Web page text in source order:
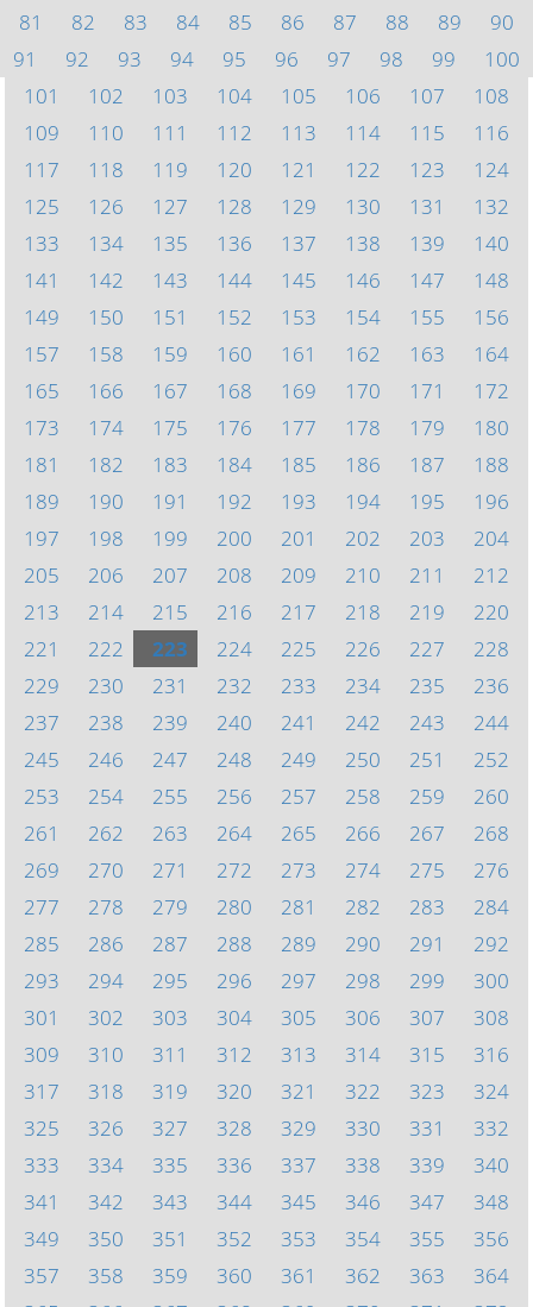
81
82 83 84 85 86 87 88 89
90
91
92 93 94 95 96 97 98 99
100
101
102 103 104 105 106 107
108
109
110 111 112 113 114 115
116
117
118 119 120 121 122 123
124
125
126 127 128 129 130 131
132
133
134 135 136 137 138 139
140
141
142 143 144 145 146 147
148
149
150 151 152 153 154 155
156
157
158 159 160 161 162 163
164
165
166 167 168 169 170 171
172
173
174 175 176 177 178 179
180
181
182 183 184 185 186 187
188
189
190 191 192 193 194 195
196
197
198 199 200 201 202 203
204
205
206 207 208 209 210 211
212
213
214 215 216 217 218 219
220
221
222 223 224 225 226 227
228
229
230 231 232 233 234 235
236
237
238 239 240 241 242 243
244
245
246 247 248 249 250 251
252
253
254 255 256 257 258 259
260
261
262 263 264 265 266 267
268
269
270 271 272 273 274 275
276
277
278 279 280 281 282 283
284
285
286 287 288 289 290 291
292
293
294 295 296 297 298 299
300
301
302 303 304 305 306 307
308
309
310 311 312 313 314 315
316
317
318 319 320 321 322 323
324
325
326 327 328 329 330 331
332
333
334 335 336 337 338 339
340
341
342 343 344 345 346 347
348
349
350 351 352 353 354 355
356
357
358 359 360 361 362 363
364